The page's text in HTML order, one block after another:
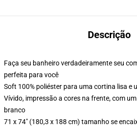
Descrição
Faça seu banheiro verdadeiramente seu
perfeita para você
Soft 100% poliéster para uma cortina lisa e
Vívido, impressão a cores na frente, com
branco
71 x 74" (180,3 x 188 cm) tamanho se